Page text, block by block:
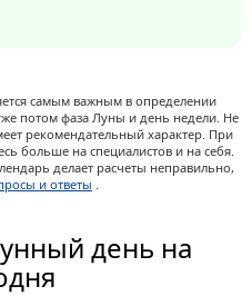
самым важным в определении
потом фаза Луны и день недели. Не
рекомендательный характер. При
больше на специалистов и на себя.
делает расчеты неправильно,
и ответы .
день на